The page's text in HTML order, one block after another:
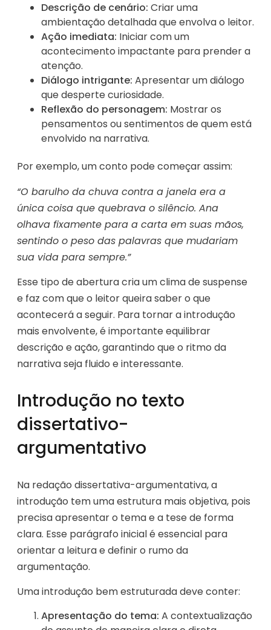
Descrição de cenário: Criar uma
ambientação detalhada que envolva o leitor.
Ação imediata: Iniciar com um
acontecimento impactante para prender a
atenção.
Diálogo intrigante: Apresentar um diálogo
que desperte curiosidade.
Reflexão do personagem: Mostrar os
pensamentos ou sentimentos de quem está
envolvido na narrativa.
Por exemplo, um conto pode começar assim:
“O barulho da chuva contra a janela era a
única coisa que quebrava o silêncio. Ana
olhava fixamente para a carta em suas mãos,
sentindo o peso das palavras que mudariam
sua vida para sempre.”
Esse tipo de abertura cria um clima de suspense
e faz com que o leitor queira saber o que
acontecerá a seguir. Para tornar a introdução
mais envolvente, é importante equilibrar
descrição e ação, garantindo que o ritmo da
narrativa seja fluido e interessante.
Introdução no texto
dissertativo-
argumentativo
Na redação dissertativa-argumentativa, a
introdução tem uma estrutura mais objetiva, pois
precisa apresentar o tema e a tese de forma
clara. Esse parágrafo inicial é essencial para
orientar a leitura e definir o rumo da
argumentação.
Uma introdução bem estruturada deve conter:
Apresentação do tema: A contextualização